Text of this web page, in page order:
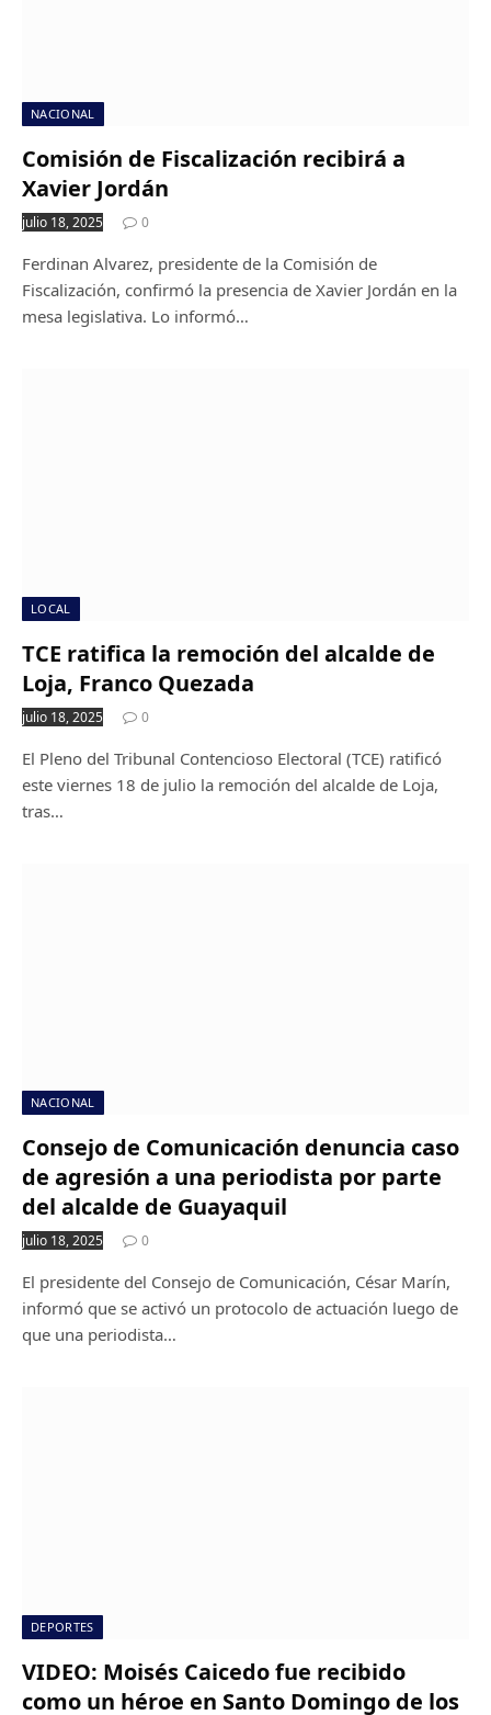
NACIONAL
Comisión de Fiscalización recibirá a
Xavier Jordán
julio 18, 2025 0
Ferdinan Alvarez, presidente de la Comisión de
Fiscalización, confirmó la presencia de Xavier Jordán en la
mesa legislativa. Lo informó…
LOCAL
TCE ratifica la remoción del alcalde de
Loja, Franco Quezada
julio 18, 2025 0
El Pleno del Tribunal Contencioso Electoral (TCE) ratificó
este viernes 18 de julio la remoción del alcalde de Loja,
tras…
NACIONAL
Consejo de Comunicación denuncia caso
de agresión a una periodista por parte
del alcalde de Guayaquil
julio 18, 2025 0
El presidente del Consejo de Comunicación, César Marín,
informó que se activó un protocolo de actuación luego de
que una periodista…
DEPORTES
VIDEO: Moisés Caicedo fue recibido
como un héroe en Santo Domingo de los